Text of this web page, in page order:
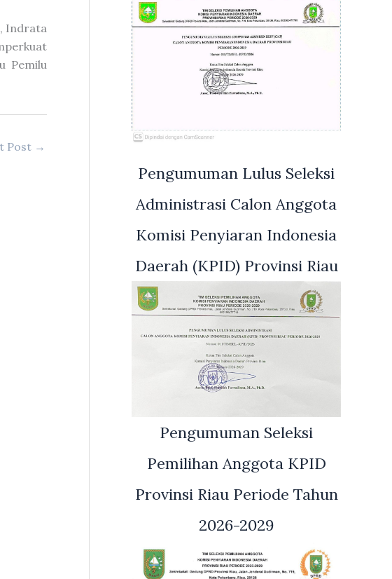
Indrata
Pemilu
Post →
Pengumuman Lulus Seleksi
Administrasi Calon Anggota
Komisi Penyiaran Indonesia
Daerah (KPID) Provinsi Riau
Pengumuman Seleksi
Pemilihan Anggota KPID
Provinsi Riau Periode Tahun
2026-2029